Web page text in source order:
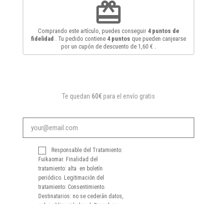
redeem
Comprando este artículo, puedes conseguir 4puntos de
fidelidad
. Tu pedido contiene 4puntos que pueden canjearse
por un cupón de descuento de 1,60 €
Te quedan 60€ para el envío gratis
Responsable del Tratamiento:
Fuikaomar. Finalidad del
tratamiento: alta en boletín
periódico. Legitimación del
tratamiento: Consentimiento.
Destinatarios: no se cederán datos,